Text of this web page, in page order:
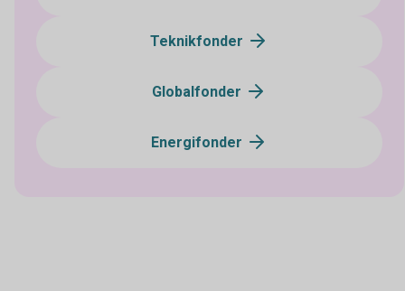
Teknikfonder
Globalfonder
Energifonder